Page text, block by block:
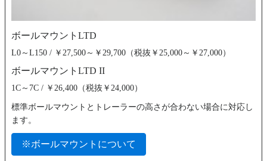
ボールマウントLTD
L0～L150 / ￥27,500～￥29,700（税抜￥25,000～￥27,000）
ボールマウントLTD II
1C～7C / ￥26,400（税抜￥24,000）
標準ボールマウントとトレーラーの高さが合わない場合に対応し
ます。
※ボールマウントについて